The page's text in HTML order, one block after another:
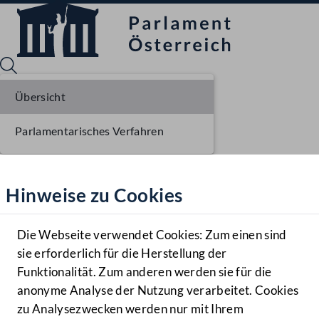
Hilfe
Benutzer
Navigationsmenü öffnen
MENÜ
Hinweise zu Cookies
Die Webseite verwendet Cookies: Zum einen sind
sie erforderlich für die Herstellung der
Funktionalität. Zum anderen werden sie für die
anonyme Analyse der Nutzung verarbeitet. Cookies
zu Analysezwecken werden nur mit Ihrem
Übersicht
Parlamentarisches Verfahren